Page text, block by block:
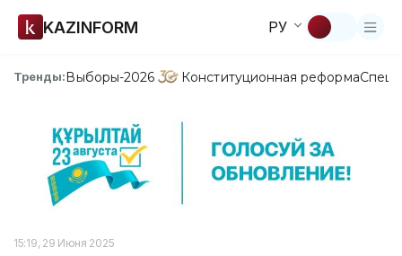
KAZINFORM РУ
Тренды:Выборы-2026 Конституционная реформа
15:19, 29 Июня 2025